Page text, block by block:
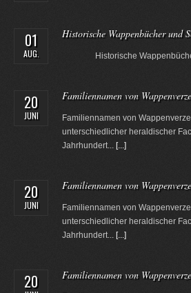
01
AUG.
Historische Wappenbücher und
Historische
20
JUNI
Familiennamen von
Familiennamen von
unterschiedlicher heraldischer
Jahrhundert... [...]
20
JUNI
Familiennamen von
Familiennamen von
unterschiedlicher heraldischer
Jahrhundert... [...]
20 Familiennamen von